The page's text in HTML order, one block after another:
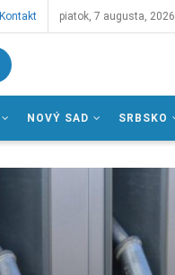
Kontakt piatok, 7 augusta, 2026
NOVÝ SAD SRBSKO